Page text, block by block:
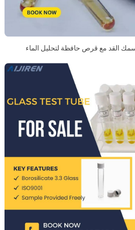
سمك القد مع قرص حافظة لتحليل الماء